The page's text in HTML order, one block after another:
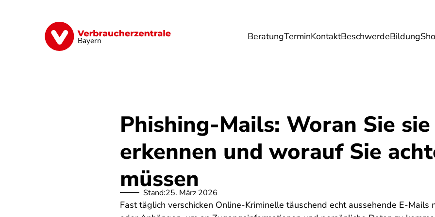
Bayern BeratungTerminKontaktBeschwerdeBildung
Finanzen Digitales Lebensmittel Umwelt Gesundheit Energie
Phishing-Mails: Woran Sie sie
erkennen und worauf Sie
müssen
Stand:25. März 2026
Fast täglich verschicken Online-Kriminelle täuschend echt aussehende E-Mails